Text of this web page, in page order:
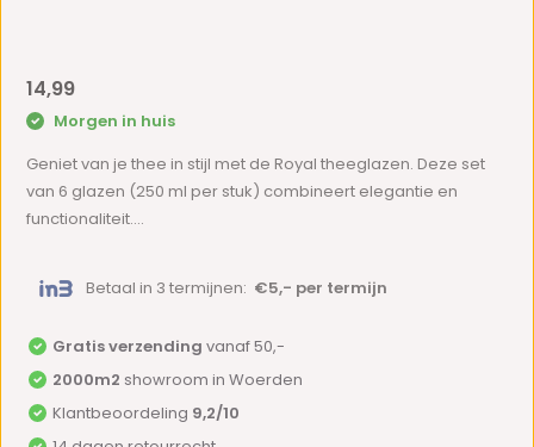
14,99
Morgen in huis
Geniet van je thee in stijl met de Royal theeglazen. Deze set
van 6 glazen (250 ml per stuk) combineert elegantie en
functionaliteit....
Betaal in 3 termijnen: €5,- per termijn
Gratis verzending vanaf 50,-
2000m2 showroom in Woerden
Klantbeoordeling 9,2/10